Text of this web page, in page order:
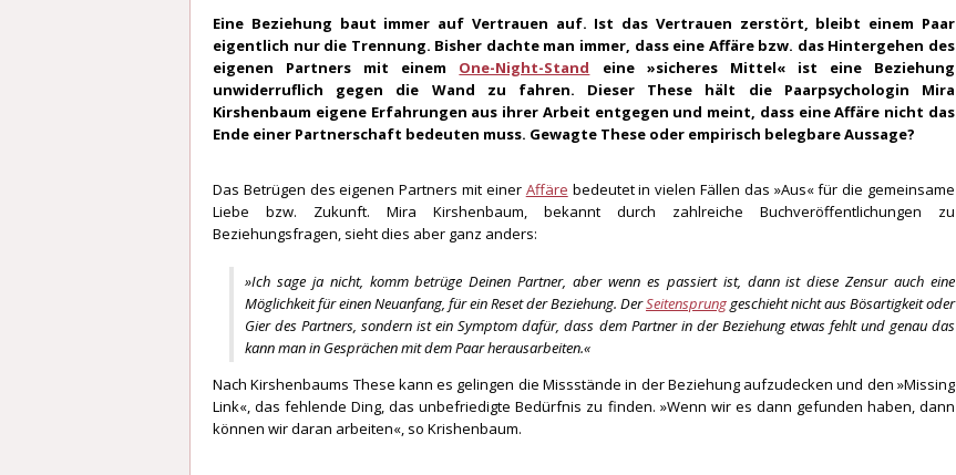
Eine Beziehung baut immer auf Vertrauen auf. Ist das Vertrauen zerstört, bleibt einem Paar
eigentlich nur die Trennung. Bisher dachte man immer, dass eine Affäre bzw. das Hintergehen des
eigenen Partners mit einem One-Night-Stand eine »sicheres Mittel« ist eine Beziehung
unwiderruflich gegen die Wand zu fahren. Dieser These hält die Paarpsychologin Mira
Kirshenbaum eigene Erfahrungen aus ihrer Arbeit entgegen und meint, dass eine Affäre nicht das
Ende einer Partnerschaft bedeuten muss. Gewagte These oder empirisch belegbare Aussage?
Das Betrügen des eigenen Partners mit einer Affäre bedeutet in vielen Fällen das »Aus« für die gemeinsame
Liebe bzw. Zukunft. Mira Kirshenbaum, bekannt durch zahlreiche Buchveröffentlichungen zu
Beziehungsfragen, sieht dies aber ganz anders:
»Ich sage ja nicht, komm betrüge Deinen Partner, aber wenn es passiert ist, dann ist diese Zensur auch eine
Möglichkeit für einen Neuanfang, für ein Reset der Beziehung. DerSeitensprung geschieht nicht aus Bösartigkeit oder
Gier des Partners, sondern ist ein Symptom dafür, dass dem Partner in der Beziehung etwas fehlt und genau das
kann man in Gesprächen mit dem Paar herausarbeiten.«
Nach Kirshenbaums These kann es gelingen die Missstände in der Beziehung aufzudecken und den »Missing
Link«, das fehlende Ding, das unbefriedigte Bedürfnis zu finden. »Wenn wir es dann gefunden haben, dann
können wir daran arbeiten«, so Krishenbaum.